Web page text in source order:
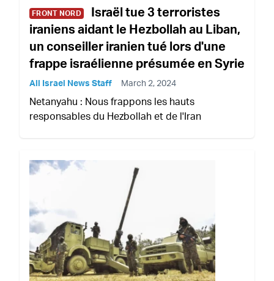
FRONT NORD
Israël tue 3 terroristes
iraniens aidant le Hezbollah au Liban,
un conseiller iranien tué lors d'une
frappe israélienne présumée en Syrie
All Israel News Staff March 2, 2024
Netanyahu : Nous frappons les hauts
responsables du Hezbollah et de l'Iran